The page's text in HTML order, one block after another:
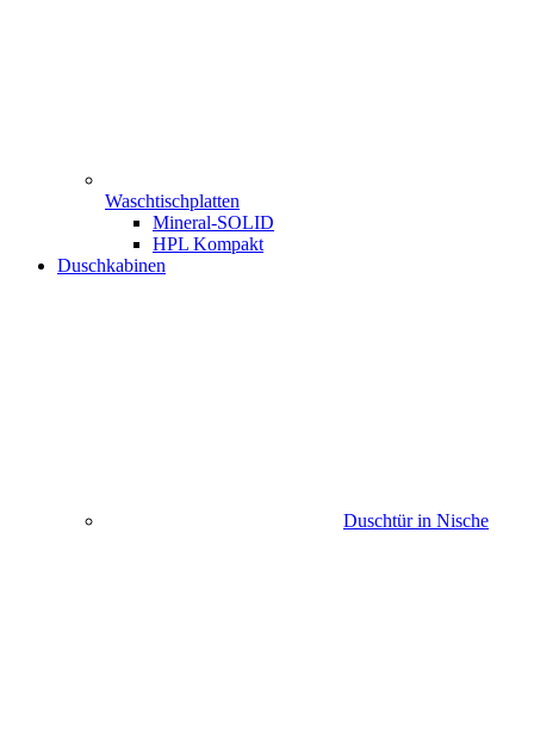
Waschtischplatten
Mineral-SOLID
HPL Kompakt
Duschkabinen
Duschtür in Nische